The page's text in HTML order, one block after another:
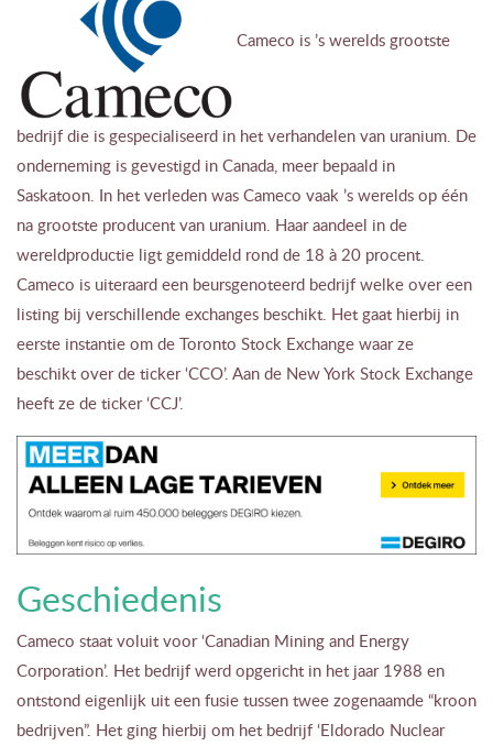
Cameco is ’s werelds grootste
bedrijf die is gespecialiseerd in het verhandelen van uranium. De
onderneming is gevestigd in Canada, meer bepaald in
Saskatoon. In het verleden was Cameco vaak ’s werelds op één
na grootste producent van uranium. Haar aandeel in de
wereldproductie ligt gemiddeld rond de 18 à 20 procent.
Cameco is uiteraard een beursgenoteerd bedrijf welke over een
listing bij verschillende exchanges beschikt. Het gaat hierbij in
eerste instantie om de Toronto Stock Exchange waar ze
beschikt over de ticker ‘CCO’. Aan de New York Stock Exchange
heeft ze de ticker ‘CCJ’.
Geschiedenis
Cameco staat voluit voor ‘Canadian Mining and Energy
Corporation’. Het bedrijf werd opgericht in het jaar 1988 en
ontstond eigenlijk uit een fusie tussen twee zogenaamde “kroon
bedrijven”. Het ging hierbij om het bedrijf ‘Eldorado Nuclear